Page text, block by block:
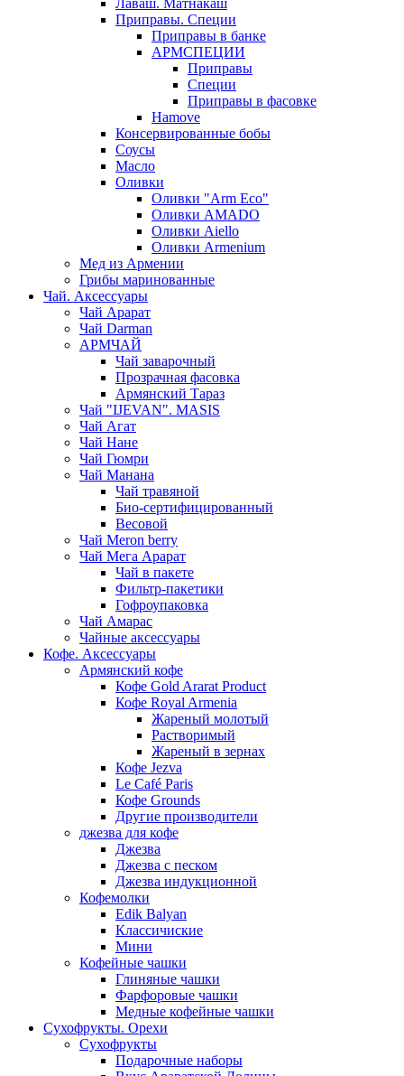
Лаваш. Матнакаш
Приправы. Специи
Приправы в банке
АРМСПЕЦИИ
Приправы
Специи
Приправы в фасовке
Hamove
Консервированные бобы
Соусы
Масло
Оливки
Оливки "Arm Eco"
Оливки AMADO
Оливки Aiello
Оливки Armenium
Мед из Армении
Грибы маринованные
Чай. Аксессуары
Чай Арарат
Чай Darman
АРМЧАЙ
Чай заварочный
Прозрачная фасовка
Армянский Тараз
Чай "IJEVAN". MASIS
Чай Агат
Чай Нане
Чай Гюмри
Чай Манана
Чай травяной
Био-сертифицированный
Весовой
Чай Meron berry
Чай Мега Арарат
Чай в пакете
Фильтр-пакетики
Гофроупаковка
Чай Амарас
Чайные аксессуары
Кофе. Аксессуары
Армянский кофе
Кофе Gold Ararat Product
Кофе Royal Armenia
Жареный молотый
Растворимый
Жареный в зернах
Кофе Jezva
Le Café Paris
Кофе Grounds
Другие производители
джезва для кофе
Джезва
Джезва с песком
Джезва индукционной
Кофемолки
Edik Balyan
Классичиские
Мини
Кофейные чашки
Глиняные чашки
Фарфоровые чашки
Медные кофейные чашки
Сухофрукты. Орехи
Сухофрукты
Подарочные наборы